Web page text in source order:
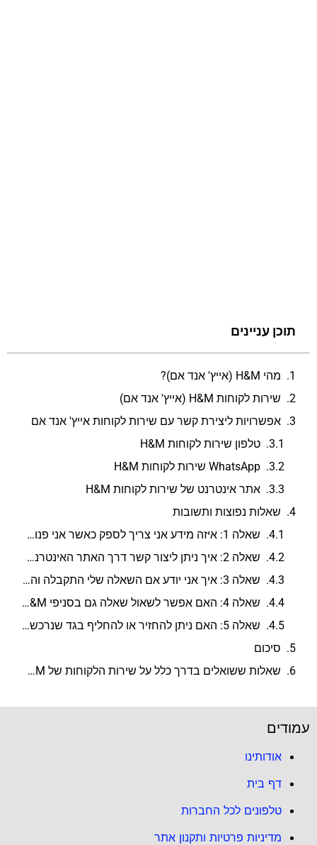
תוכן עניינים
מהי H&M (אייץ' אנד אם)?
שירות לקוחות H&M (אייץ' אנד אם)
אפשרויות ליצירת קשר עם שירות לקוחות אייץ' אנד אם
טלפון שירות לקוחות H&M
WhatsApp שירות לקוחות H&M
אתר אינטרנט של שירות לקוחות H&M
שאלות נפוצות ותשובות
שאלה 1: איזה מידע אני צריך לספק כאשר אני פנות לשירות הלקוחות דרך WhatsApp?
שאלה 2: איך ניתן ליצור קשר דרך האתר האינטרנט של H&M?
שאלה 3: איך אני יודע אם השאלה שלי התקבלה והתשובה בדרך?
שאלה 4: האם אפשר לשאול שאלה גם בסניפי H&M?
שאלה 5: האם ניתן להחזיר או להחליף בגד שנרכש באתר האינטרנט בחנויות H&M?
סיכום
שאלות ששואלים בדרך כלל על שירות הלקוחות של H&M (אייץ' אנד אם)
עמודים
אודותינו
דף בית
טלפונים לכל החברות
מדיניות פרטיות ותקנון אתר